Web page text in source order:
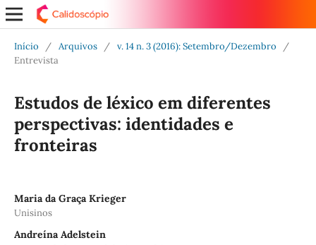
Início / Arquivos / v. 14 n. 3 (2016): Setembro/Dezembro
/
Entrevista
Estudos de léxico em diferentes
perspectivas: identidades e
fronteiras
Maria da Graça Krieger
Unisinos
Andreína Adelstein